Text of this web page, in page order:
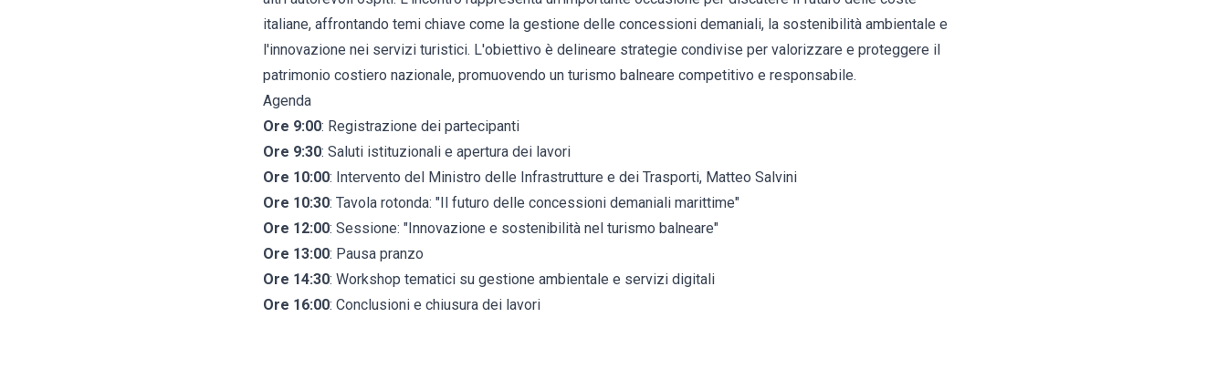
italiane, affrontando temi chiave come la gestione delle concessioni demaniali, la sostenibilità ambientale e
l'innovazione nei servizi turistici. L'obiettivo è delineare strategie condivise per valorizzare e proteggere il
patrimonio costiero nazionale, promuovendo un turismo balneare competitivo e responsabile.
Agenda
Ore 9:00: Registrazione dei partecipanti
Ore 9:30: Saluti istituzionali e apertura dei lavori
Ore 10:00: Intervento del Ministro delle Infrastrutture e dei Trasporti, Matteo Salvini
Ore 10:30: Tavola rotonda: "Il futuro delle concessioni demaniali marittime"
Ore 12:00: Sessione: "Innovazione e sostenibilità nel turismo balneare"
Ore 13:00: Pausa pranzo
Ore 14:30: Workshop tematici su gestione ambientale e servizi digitali
Ore 16:00: Conclusioni e chiusura dei lavori